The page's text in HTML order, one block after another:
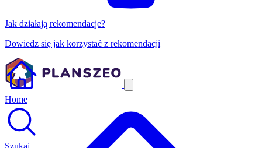
Jak działają rekomendacje?
Dowiedz się jak korzystać z rekomendacji
Home
Szukaj